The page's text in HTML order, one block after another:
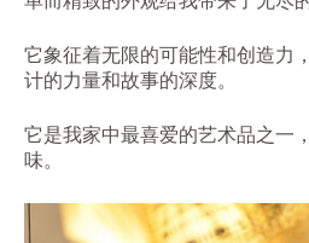
它象征着无限的可能性和创造力
计的力量和故事的深度。
它是我家中最喜爱的艺术品之一
味。